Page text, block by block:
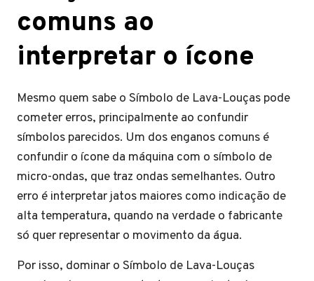
comuns ao
interpretar o ícone
Mesmo quem sabe o Símbolo de Lava-Louças pode
cometer erros, principalmente ao confundir
símbolos parecidos. Um dos enganos comuns é
confundir o ícone da máquina com o símbolo de
micro-ondas, que traz ondas semelhantes. Outro
erro é interpretar jatos maiores como indicação de
alta temperatura, quando na verdade o fabricante
só quer representar o movimento da água.
Por isso, dominar o Símbolo de Lava-Louças